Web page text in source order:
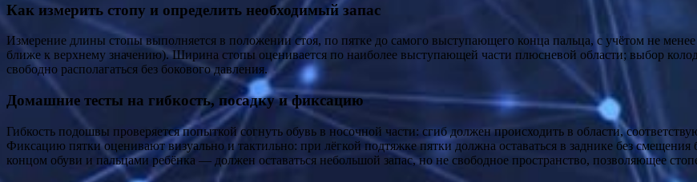
Как измерить стопу и определить необходимый запас
Измерение длины стопы выполняется в положении стоя, по пятке до самого выступающего конца пальца, с учётом не
ближе к верхнему значению). Ширина стопы оценивается по наиболее выступающей части плюсневой области; выбор
свободно располагаться без бокового давления.
Домашние тесты на гибкость, посадку и фиксацию
Гибкость подошвы проверяется попыткой согнуть обувь в носочной части: сгиб должен происходить в области,
Фиксацию пятки оценивают визуально и тактильно: при лёгкой подтяжке пятки должна оставаться в заднике без
концом обуви и пальцами ребёнка — должен оставаться небольшой запас, но не свободное пространство, позволяющее